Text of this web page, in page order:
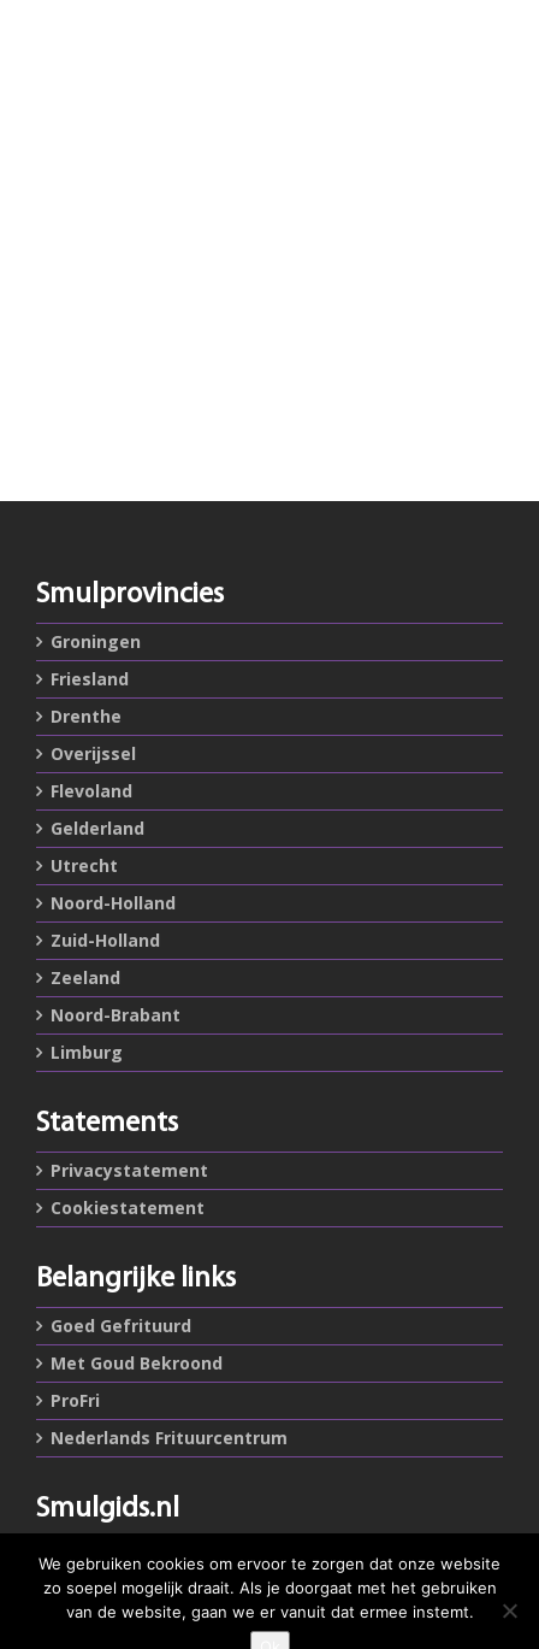
Smulprovincies
Groningen
Friesland
Drenthe
Overijssel
Flevoland
Gelderland
Utrecht
Noord-Holland
Zuid-Holland
Zeeland
Noord-Brabant
Limburg
Statements
Privacystatement
Cookiestatement
Belangrijke links
Goed Gefrituurd
Met Goud Bekroond
ProFri
Nederlands Frituurcentrum
Smulgids.nl
Blaarthemseweg 72
5502 JW Veldhoven
We gebruiken cookies om ervoor te zorgen dat onze website
zo soepel mogelijk draait. Als je doorgaat met het gebruiken
van de website, gaan we er vanuit dat ermee instemt.